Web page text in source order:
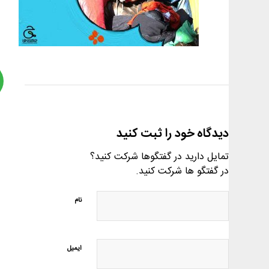
دیدگاه خود را ثبت کنید
تمایل دارید در گفتگوها شرکت کنید؟
در گفتگو ها شرکت کنید.
نام
ایمیل